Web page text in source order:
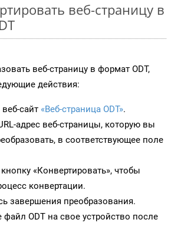
веб-страницу в
веб-страницу в формат ODT,
действия:
сайт «Веб-страница ODT».
адрес веб-страницы, которую вы
в соответствующее поле
«Конвертировать», чтобы
конвертации.
завершения преобразования.
файл ODT на свое устройство после